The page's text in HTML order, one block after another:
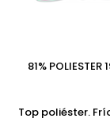
81%
Top poliéster.